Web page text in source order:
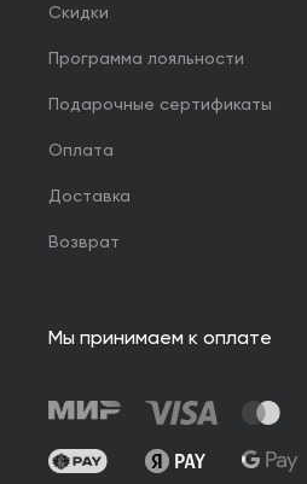
Скидки
Программа лояльности
Подарочные сертификаты
Оплата
Доставка
Возврат
Мы принимаем к оплате